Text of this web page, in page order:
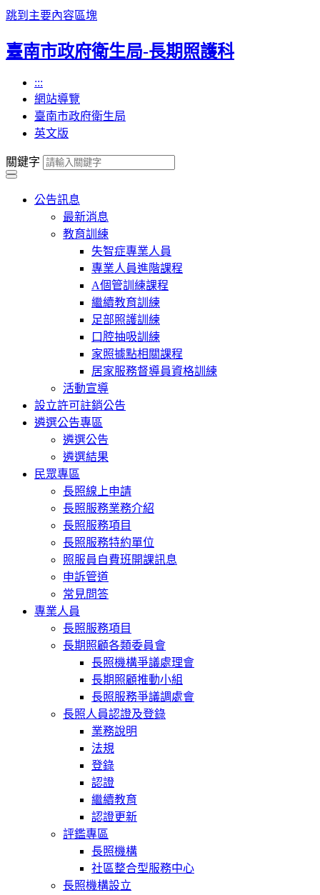
跳到主要內容區塊
臺南市政府衛生局-長期照護科
:::
網站導覽
臺南市政府衛生局
英文版
關鍵字
公告訊息
最新消息
教育訓練
失智症專業人員
專業人員進階課程
A個管訓練課程
繼續教育訓練
足部照護訓練
口腔抽吸訓練
家照據點相關課程
居家服務督導員資格訓練
活動宣導
設立許可註銷公告
遴選公告專區
遴選公告
遴選結果
民眾專區
長照線上申請
長照服務業務介紹
長照服務項目
長照服務特約單位
照服員自費班開課訊息
申訴管道
常見問答
專業人員
長照服務項目
長期照顧各類委員會
長照機構爭議處理會
長期照顧推動小組
長照服務爭議調處會
長照人員認證及登錄
業務說明
法規
登錄
認證
繼續教育
認證更新
評鑑專區
長照機構
社區整合型服務中心
長照機構設立